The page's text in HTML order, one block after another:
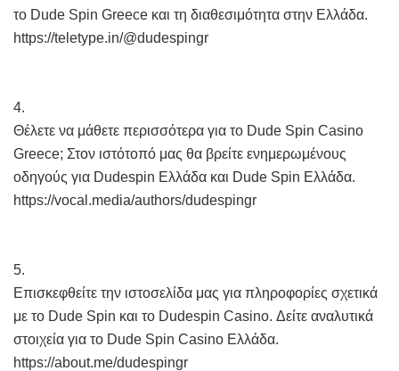
το Dude Spin Greece και τη διαθεσιμότητα στην Ελλάδα.
https://teletype.in/@dudespingr
4.
Θέλετε να μάθετε περισσότερα για το Dude Spin Casino
Greece; Στον ιστότοπό μας θα βρείτε ενημερωμένους
οδηγούς για Dudespin Ελλάδα και Dude Spin Ελλάδα.
https://vocal.media/authors/dudespingr
5.
Επισκεφθείτε την ιστοσελίδα μας για πληροφορίες σχετικά
με το Dude Spin και το Dudespin Casino. Δείτε αναλυτικά
στοιχεία για το Dude Spin Casino Ελλάδα.
https://about.me/dudespingr